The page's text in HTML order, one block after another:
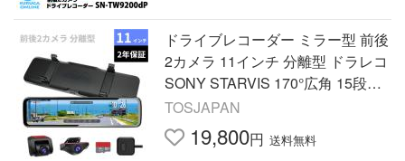
ドライブレコーダー ミラー型 前後
2カメラ 11インチ 分離型 ドラレコ
SONY STARVIS 170°広角 15段階
ズーム機能 HDR/WDR 前後1080P
駐車監視 GPS 2年保証 KA10X
TOSJAPAN
19,800円 送料無料